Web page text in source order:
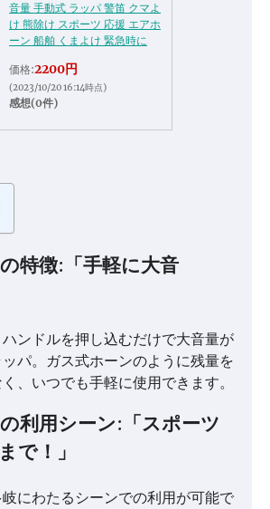
音量 手動式 ラッパ 警笛 クマよ
け 熊除け スポーツ 応援 エアホ
ーン 船舶 くまよけ 緊急時に
価格:2200円
(2023/10/20 16:14時点)
感想(0件)
特徴:「手軽に大音
ンドルを押し込むだけで大音量が
パ。ガス式ホーンのように残量を
、いつでも手軽に使用できます。
利用シーン:「スポーツ
で！」
にわたるシーンでの利用が可能で